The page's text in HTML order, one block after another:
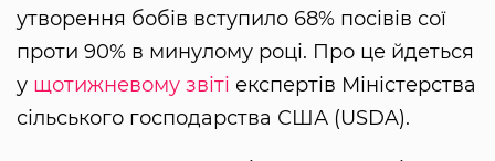
утворення бобів вступило 68% посівів сої
проти 90% в минулому році. Про це йдеться
у щотижневому звіті експертів Міністерства
сільського господарства США (USDA).